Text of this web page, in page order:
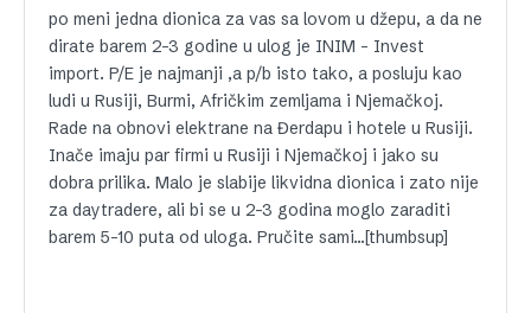
po meni jedna dionica za vas sa lovom u džepu, a da ne
dirate barem 2-3 godine u ulog je INIM – Invest
import. P/E je najmanji ,a p/b isto tako, a posluju kao
ludi u Rusiji, Burmi, Afričkim zemljama i Njemačkoj.
Rade na obnovi elektrane na Đerdapu i hotele u Rusiji.
Inače imaju par firmi u Rusiji i Njemačkoj i jako su
dobra prilika. Malo je slabije likvidna dionica i zato nije
za daytradere, ali bi se u 2-3 godina moglo zaraditi
barem 5-10 puta od uloga. Pručite sami…[thumbsup]